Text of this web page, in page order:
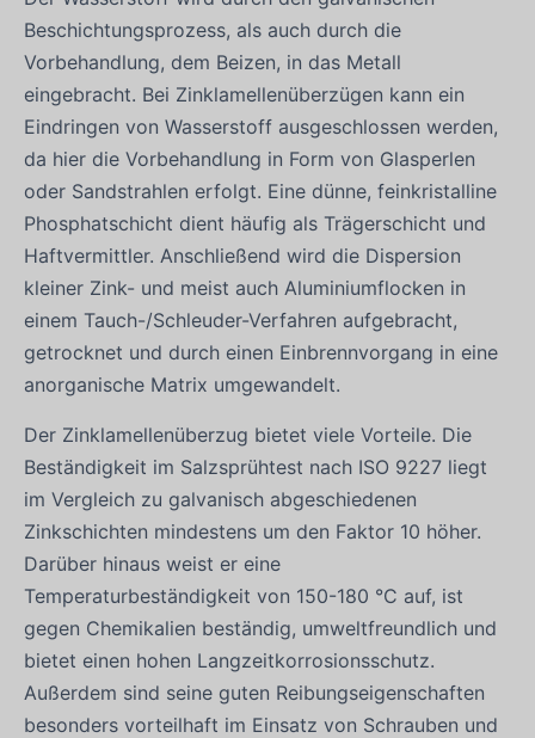
Beschichtungsprozess, als auch durch die
Vorbehandlung, dem Beizen, in das Metall
eingebracht. Bei Zinklamellenüberzügen kann ein
Eindringen von Wasserstoff ausgeschlossen werden,
da hier die Vorbehandlung in Form von Glasperlen
oder Sandstrahlen erfolgt. Eine dünne, feinkristalline
Phosphatschicht dient häufig als Trägerschicht und
Haftvermittler. Anschließend wird die Dispersion
kleiner Zink- und meist auch Aluminiumflocken in
einem Tauch-/Schleuder-Verfahren aufgebracht,
getrocknet und durch einen Einbrennvorgang in eine
anorganische Matrix umgewandelt.
Der Zinklamellenüberzug bietet viele Vorteile. Die
Beständigkeit im Salzsprühtest nach ISO 9227 liegt
im Vergleich zu galvanisch abgeschiedenen
Zinkschichten mindestens um den Faktor 10 höher.
Darüber hinaus weist er eine
Temperaturbeständigkeit von 150-180 °C auf, ist
gegen Chemikalien beständig, umweltfreundlich und
bietet einen hohen Langzeitkorrosionsschutz.
Außerdem sind seine guten Reibungseigenschaften
besonders vorteilhaft im Einsatz von Schrauben und